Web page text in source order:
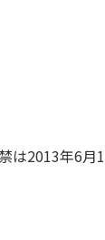
は2013年6月